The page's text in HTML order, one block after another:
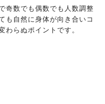
奇数でも偶数でも人数調整
も自然に身体が向き合いコ
わらぬポイントです。